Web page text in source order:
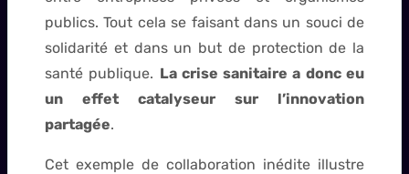
publics. Tout cela se faisant dans un souci de
solidarité et dans un but de protection de la
santé publique. La crise sanitaire a donc eu
un effet catalyseur sur l’innovation
partagée.
Cet exemple de collaboration inédite illustre